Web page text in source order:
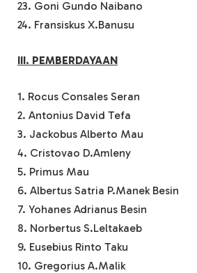
23. Goni Gundo Naibano
24. Fransiskus X.Banusu
III. PEMBERDAYAAN
1. Rocus Consales Seran
2. Antonius David Tefa
3. Jackobus Alberto Mau
4. Cristovao D.Amleny
5. Primus Mau
6. Albertus Satria P.Manek Besin
7. Yohanes Adrianus Besin
8. Norbertus S.Leltakaeb
9. Eusebius Rinto Taku
10. Gregorius A.Malik